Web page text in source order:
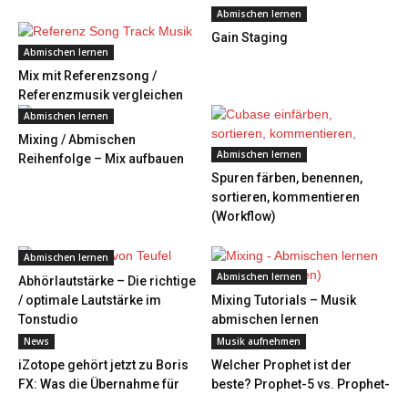
Abmischen lernen
Mix mit Referenzsong /
Referenzmusik vergleichen
Abmischen lernen
Gain Staging
Abmischen lernen
Mixing / Abmischen
Reihenfolge – Mix aufbauen
Abmischen lernen
Spuren färben, benennen,
sortieren, kommentieren
(Workflow)
Abmischen lernen
Abhörlautstärke – Die richtige
/ optimale Lautstärke im
Tonstudio
Abmischen lernen
Mixing Tutorials – Musik
abmischen lernen
News
iZotope gehört jetzt zu Boris
FX: Was die Übernahme für
Musik aufnehmen
Welcher Prophet ist der
beste? Prophet-5 vs. Prophet-